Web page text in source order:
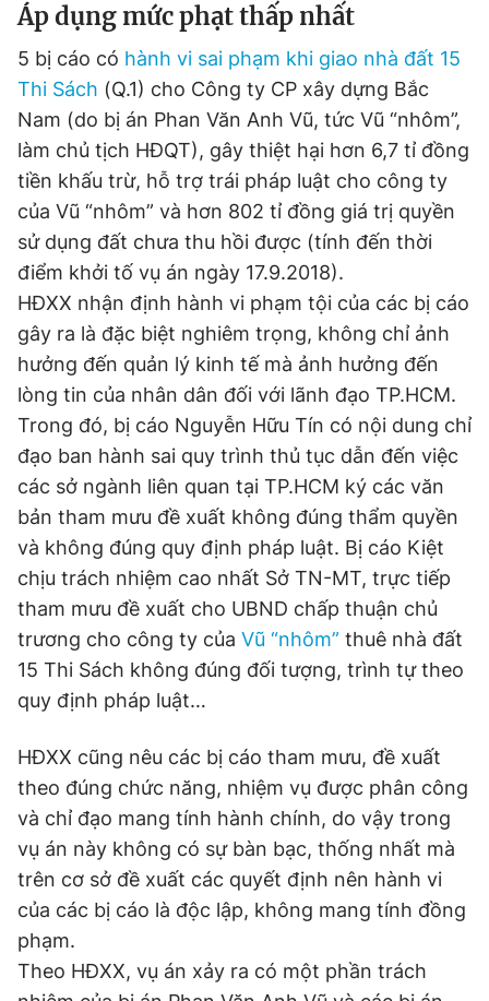
Giấy phép xuất bản số 110/GP - BTTTT cấp ngày 24.3.2020
© 2003-2026 Bản quyền thuộc về Báo Thanh Niên. Cấm sao
chép dưới mọi hình thức nếu không có sự chấp thuận bằng văn
bản. Phát triển bởi ePi Technologies, JSC.
Áp dụng mức phạt thấp nhất
5 bị cáo có hành vi sai phạm khi giao nhà đất 15
Thi Sách (Q.1) cho Công ty CP xây dựng Bắc
Nam (do bị án Phan Văn Anh Vũ, tức Vũ “nhôm”,
làm chủ tịch HĐQT), gây thiệt hại hơn 6,7 tỉ đồng
tiền khấu trừ, hỗ trợ trái pháp luật cho công ty
của Vũ “nhôm” và hơn 802 tỉ đồng giá trị quyền
sử dụng đất chưa thu hồi được (tính đến thời
điểm khởi tố vụ án ngày 17.9.2018).
HĐXX nhận định hành vi phạm tội của các bị cáo
gây ra là đặc biệt nghiêm trọng, không chỉ ảnh
hưởng đến quản lý kinh tế mà ảnh hưởng đến
lòng tin của nhân dân đối với lãnh đạo TP.HCM.
Trong đó, bị cáo Nguyễn Hữu Tín có nội dung chỉ
đạo ban hành sai quy trình thủ tục dẫn đến việc
các sở ngành liên quan tại TP.HCM ký các văn
bản tham mưu đề xuất không đúng thẩm quyền
và không đúng quy định pháp luật. Bị cáo Kiệt
chịu trách nhiệm cao nhất Sở TN-MT, trực tiếp
tham mưu đề xuất cho UBND chấp thuận chủ
trương cho công ty của Vũ “nhôm” thuê nhà đất
15 Thi Sách không đúng đối tượng, trình tự theo
quy định pháp luật…
HĐXX cũng nêu các bị cáo tham mưu, đề xuất
theo đúng chức năng, nhiệm vụ được phân công
và chỉ đạo mang tính hành chính, do vậy trong
vụ án này không có sự bàn bạc, thống nhất mà
trên cơ sở đề xuất các quyết định nên hành vi
của các bị cáo là độc lập, không mang tính đồng
phạm.
Theo HĐXX, vụ án xảy ra có một phần trách